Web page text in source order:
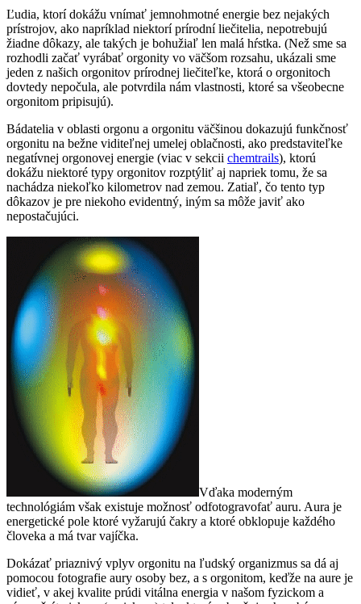
Ľudia, ktorí dokážu vnímať jemnohmotné energie bez nejakých
prístrojov, ako napríklad niektorí prírodní liečitelia, nepotrebujú
žiadne dôkazy, ale takých je bohužiaľ len malá hŕstka. (Než sme sa
rozhodli začať vyrábať orgonity vo väčšom rozsahu, ukázali sme
jeden z našich orgonitov prírodnej liečiteľke, ktorá o orgonitoch
dovtedy nepočula, ale potvrdila nám vlastnosti, ktoré sa všeobecne
orgonitom pripisujú).
Bádatelia v oblasti orgonu a orgonitu väčšinou dokazujú funkčnosť
orgonitu na bežne viditeľnej umelej oblačnosti, ako predstaviteľke
negatívnej orgonovej energie (viac v sekcii chemtrails), ktorú
dokážu niektoré typy orgonitov rozptýliť aj napriek tomu, že sa
nachádza niekoľko kilometrov nad zemou. Zatiaľ, čo tento typ
dôkazov je pre niekoho evidentný, iným sa môže javiť ako
nepostačujúci.
Vďaka moderným
technológiám však existuje možnosť odfotogravofať auru. Aura je
energetické pole ktoré vyžarujú čakry a ktoré obklopuje každého
človeka a má tvar vajíčka.
Dokázať priaznivý vplyv orgonitu na ľudský organizmus sa dá aj
pomocou fotografie aury osoby bez, a s orgonitom, keďže na aure je
vidieť, v akej kvalite prúdi vitálna energia v našom fyzickom a